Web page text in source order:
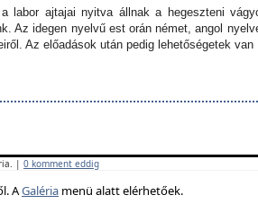
a labor ajtajai nyitva állnak a hegeszteni
Az idegen nyelvű est orán német, angol
Az előadások után pedig lehetőségetek van
| 0 komment eddig
AGaléria menü alatt elérhetőek.